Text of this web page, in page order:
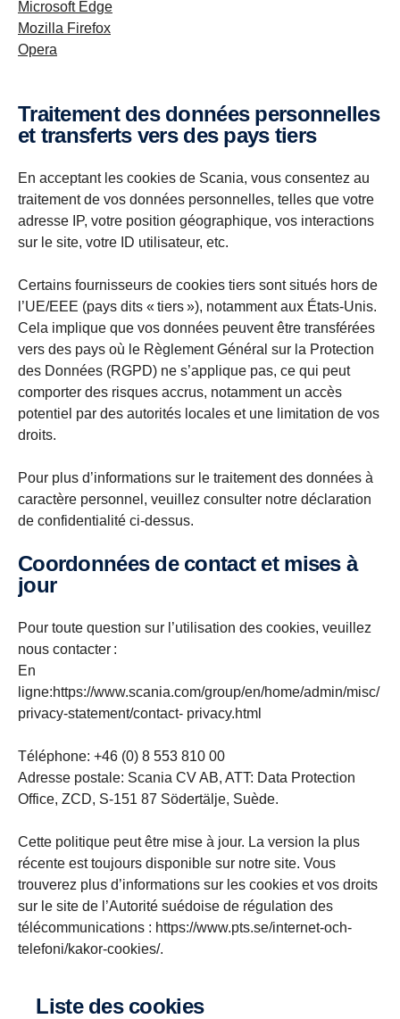
Microsoft Edge
Mozilla Firefox
Opera
Traitement des données personnelles
et transferts vers des pays tiers
En acceptant les cookies de Scania, vous consentez au
traitement de vos données personnelles, telles que votre
adresse IP, votre position géographique, vos interactions
sur le site, votre ID utilisateur, etc.
Certains fournisseurs de cookies tiers sont situés hors de
l’UE/EEE (pays dits « tiers »), notamment aux États-Unis.
Cela implique que vos données peuvent être transférées
vers des pays où le Règlement Général sur la Protection
des Données (RGPD) ne s’applique pas, ce qui peut
comporter des risques accrus, notamment un accès
potentiel par des autorités locales et une limitation de vos
droits.
Pour plus d’informations sur le traitement des données à
caractère personnel, veuillez consulter notre déclaration
de confidentialité ci-dessus.
Coordonnées de contact et mises à
jour
Pour toute question sur l’utilisation des cookies, veuillez
nous contacter :
En
ligne:https://www.scania.com/group/en/home/admin/misc/
privacy-statement/contact- privacy.html
Téléphone: +46 (0) 8 553 810 00
Adresse postale: Scania CV AB, ATT: Data Protection
Office, ZCD, S-151 87 Södertälje, Suède.
Cette politique peut être mise à jour. La version la plus
récente est toujours disponible sur notre site. Vous
trouverez plus d’informations sur les cookies et vos droits
sur le site de l’Autorité suédoise de régulation des
télécommunications : https://www.pts.se/internet-och-
telefoni/kakor-cookies/.
Liste des cookies